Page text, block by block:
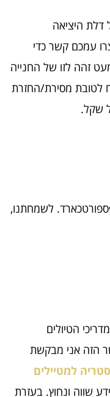
דלת היציאה
עמכם קשר כדי
זהה לזו של החנייה
בשדה, בתוספת 100 ש"ח לטובת מסירת/החזרת
שקל.
לשמחתנו,
הטיולים
הזה אני מבקשת
למטיילים
שווה ונחוץ. בעזרת